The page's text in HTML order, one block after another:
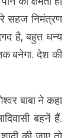
सहज निमंत्रण
है, बहुत धन्य
बनेगा. देश की
बाबा ने कहा
बहनें हैं.